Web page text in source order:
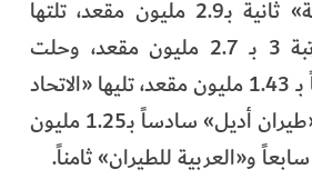
«الخطوط السعودية» ثانيةً بـ2.9 مليون مقعد، تلتها
«القطرية» في المرتبة 3 بـ 2.7 مليون مقعد، وحلت
«طيران ناس» رابعاً بـ 1.43 مليون مقعد، تليها «الاتحاد
للطيران» خامساً و«طيران أديل» سادساً بـ1.25 مليون
و«العربية للطيران» ثامناً.